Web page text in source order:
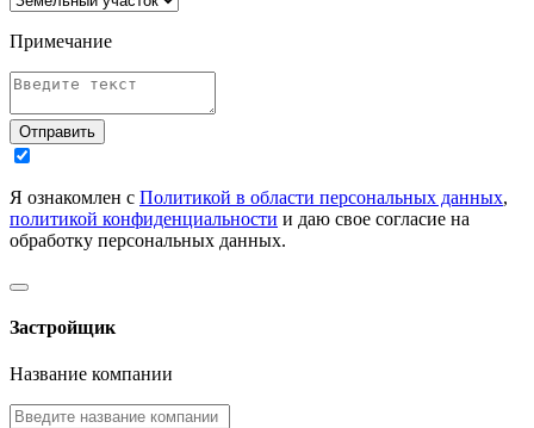
Примечание
Отправить
Я ознакомлен с Политикой в области персональных данных,
политикой конфиденциальности и даю свое согласие на
обработку персональных данных.
Застройщик
Название компании